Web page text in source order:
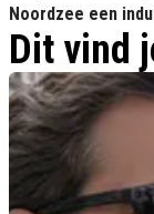
Noordzee een
Dit vind